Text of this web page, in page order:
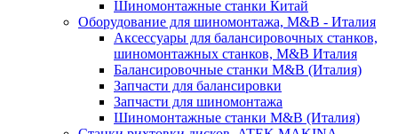
Шиномонтажные станки Китай
Оборудование для шиномонтажа, M&B - Италия
Аксессуары для балансировочных станков,
шиномонтажных станков, M&B Италия
Балансировочные станки M&B (Италия)
Запчасти для балансировки
Запчасти для шиномонтажа
Шиномонтажные станки M&B (Италия)